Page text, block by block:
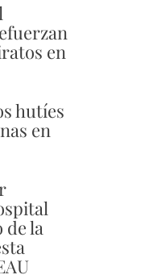
en
hutíes
en
la